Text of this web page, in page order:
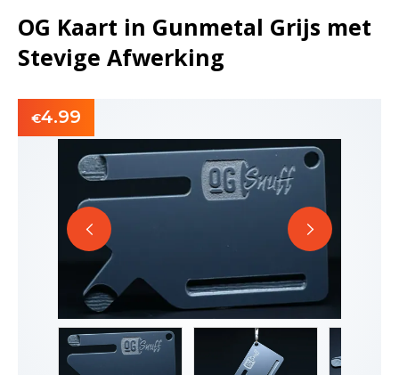
OG Kaart in Gunmetal Grijs met
Stevige Afwerking
€4.99